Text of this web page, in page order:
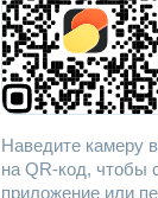
Наведите камеру
на QR-код, чтобы
приложение или